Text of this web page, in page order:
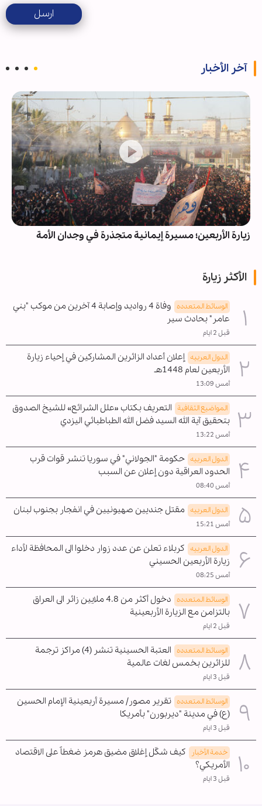
ارسل
آخر الأخبار
زيارة الأربعين؛ مسيرة إيمانية متجذرة في وجدان الأمة
الأكثر زيارة
الوسائط المتعدده
وفاة 4 رواديد وإصابة 4 آخرين من موكب "بني
عامر" بحادث سير
قبل 2 ايام
الدول العربیه إعلان أعداد الزائرين المشاركين في إحياء زيارة
الأربعين لعام 1448هـ
أمس 13:09
المواضیع الثقافية التعريف بكتاب «علل الشرائع» للشيخ الصدوق
بتحقيق آية الله السيد فضل الله الطباطبائي اليزدي
أمس 13:22
الدول العربیه حكومة "الجولاني" في سوريا تنشر قوات قرب
الحدود العراقية دون إعلان عن السبب
أمس 08:40
الدول العربیه مقتل جنديين صهيونيين في انفجار بجنوب لبنان
أمس 15:21
الدول العربیه كربلاء تعلن عن عدد زوار دخلوا الى المحافظة لأداء
زيارة الأربعين الحسيني
أمس 08:25
الوسائط المتعدده
دخول أكثر من 4.8 ملايين زائر الى العراق
بالتزامن مع الزيارة الأربعينية
قبل 2 ايام
الوسائط المتعدده
العتبة الحسينية تنشر (4) مراكز ترجمة
للزائرين بخمس لغات عالمية
قبل 3 ايام
الوسائط المتعدده تقرير مصور/ مسيرة أربعينية الإمام الحسين
(ع) في مدينة "ديربورن" بأمريكا
قبل 3 ايام
خدمة الأخبار
كيف شكّل إغلاق مضيق هرمز ضغطاً على الاقتصاد
الأمريكي؟
قبل 3 ايام